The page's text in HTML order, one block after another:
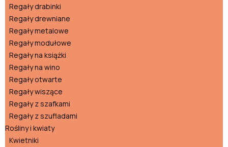
Regały drabinki
Regały drewniane
Regały metalowe
Regały modułowe
Regały na książki
Regały na wino
Regały otwarte
Regały wiszące
Regały z szafkami
Regały z szufladami
Rośliny i kwiaty
Kwietniki